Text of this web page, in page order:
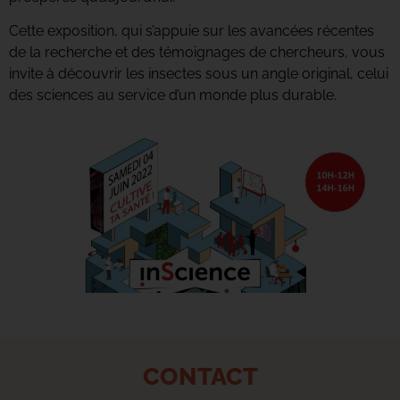
Cette exposition, qui s’appuie sur les avancées récentes
de la recherche et des témoignages de chercheurs, vous
invite à découvrir les insectes sous un angle original, celui
des sciences au service d’un monde plus durable.
CONTACT